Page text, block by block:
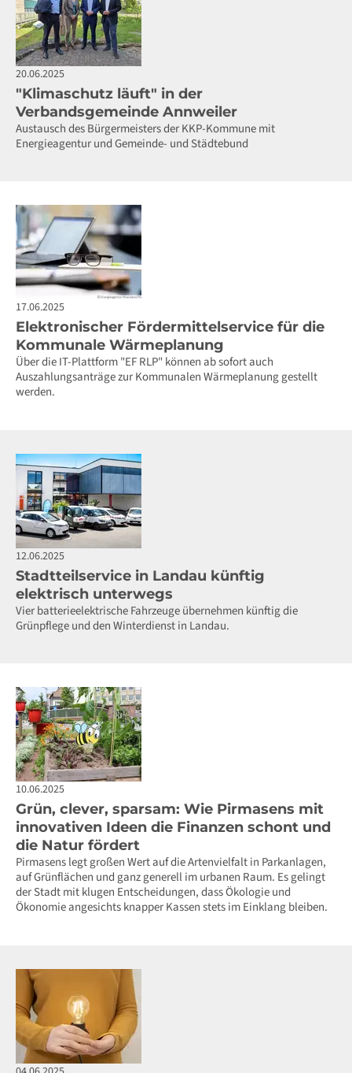
20.06.2025
"Klimaschutz läuft" in der
Verbandsgemeinde Annweiler
Austausch des Bürgermeisters der KKP-Kommune mit
Energieagentur und Gemeinde- und Städtebund
17.06.2025
Elektronischer Fördermittelservice für die
Kommunale Wärmeplanung
Über die IT-Plattform "EF RLP" können ab sofort auch
Auszahlungsanträge zur Kommunalen Wärmeplanung gestellt
werden.
12.06.2025
Stadtteilservice in Landau künftig
elektrisch unterwegs
Vier batterieelektrische Fahrzeuge übernehmen künftig die
Grünpflege und den Winterdienst in Landau.
10.06.2025
Grün, clever, sparsam: Wie Pirmasens mit
innovativen Ideen die Finanzen schont und
die Natur fördert
Pirmasens legt großen Wert auf die Artenvielfalt in Parkanlagen,
auf Grünflächen und ganz generell im urbanen Raum. Es gelingt
der Stadt mit klugen Entscheidungen, dass Ökologie und
Ökonomie angesichts knapper Kassen stets im Einklang bleiben.